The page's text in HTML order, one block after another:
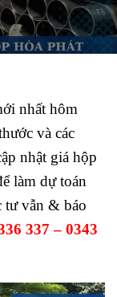
nhất hôm
và các
nhật giá hộp
làm dự toán
tư vẫn & báo
337 – 0343